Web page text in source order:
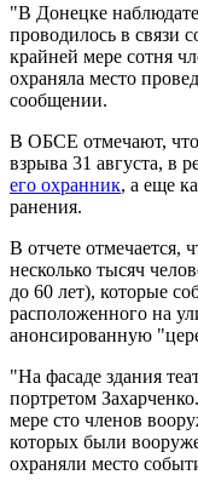
"В Донецке
проводилось в связи
крайней мере сотня
охраняла место
сообщении.
В ОБСЕ отмечают, что
взрыва 31 августа, в
его охранник, а еще
ранения.
В отчете отмечается,
несколько тысяч
до 60 лет), которые
расположенного на
анонсированную
"На фасаде здания
портретом
мере сто членов
которых были
охраняли место